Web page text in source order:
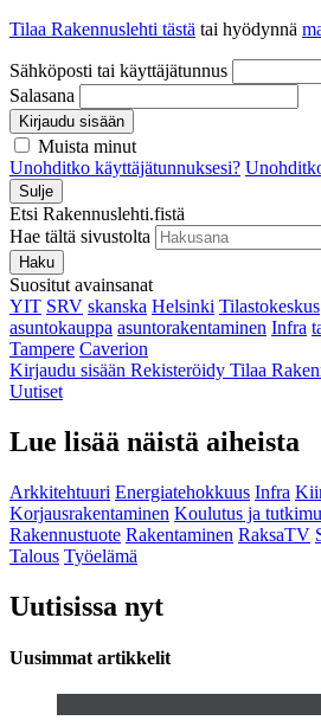
Tilaa Rakennuslehti tästä tai hyödynnä
Sähköposti tai käyttäjätunnus
Salasana
Kirjaudu sisään
Muista minut
Unohditko käyttäjätunnuksesi?
Sulje
Etsi Rakennuslehti.fistä
Hae tältä sivustolta
Haku
Suositut avainsanat
YIT SRV skanska Helsinki Tilastokeskus
asuntokauppa asuntorakentaminen Infra
Tampere Caverion
Kirjaudu sisään Rekisteröidy Tilaa
Uutiset
Lue lisää näistä aiheista
Arkkitehtuuri Energiatehokkuus Infra
Korjausrakentaminen Koulutus ja
Rakennustuote Rakentaminen RaksaTV
Talous Työelämä
Uutisissa nyt
Uusimmat artikkelit